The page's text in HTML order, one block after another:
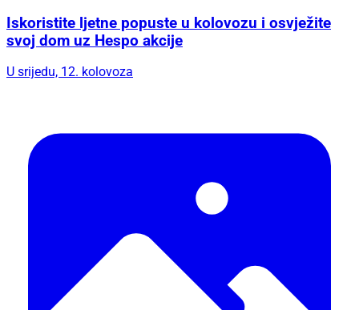
Iskoristite ljetne popuste u kolovozu i osvježite
svoj dom uz Hespo akcije
U srijedu, 12. kolovoza